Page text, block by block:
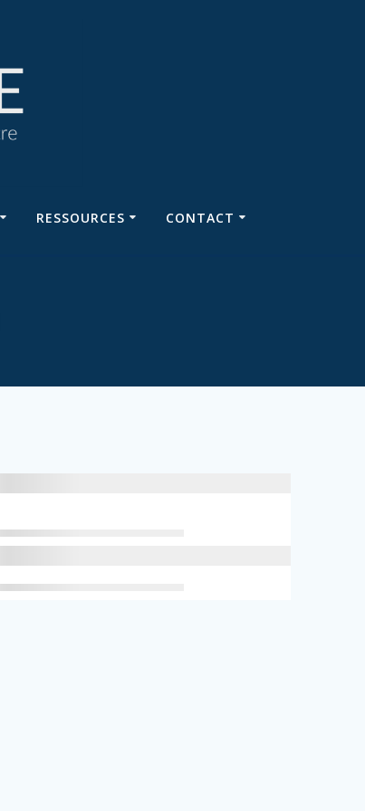
RESSOURCES CONTACT